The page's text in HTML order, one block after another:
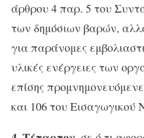
άρθρου 4 παρ. 5 του
των δημόσιων βαρών,
για παράνομες
υλικές ενέργειες των
επίσης
και 106 του